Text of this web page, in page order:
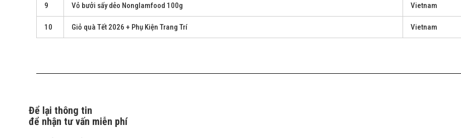
9 Vỏ bưởi sấy dẻo Nonglamfood 100g Vietnam
10 Giỏ quà Tết 2026 + Phụ Kiện Trang Trí Vietnam
Để lại thông tin
để nhận tư vấn miễn phí